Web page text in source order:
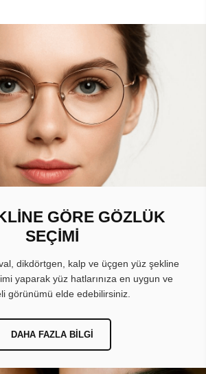
GÖRE GÖZLÜK
SEÇİMİ
dikdörtgen, kalp ve üçgen yüz şekline
yaparak yüz hatlarınıza en uygun ve
görünümü elde edebilirsiniz.
DAHA FAZLA BILGI